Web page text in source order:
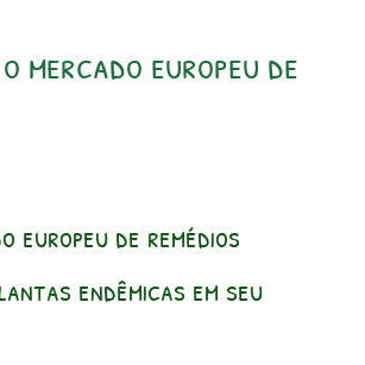
mercado europeu de
europeu de remédios
endêmicas em seu